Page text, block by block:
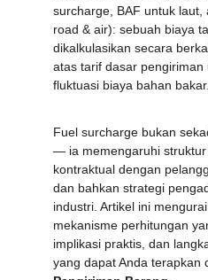
surcharge, BAF untuk laut,
road & air): sebuah biaya
dikalkulasikan secara
atas tarif dasar pengiriman
fluktuasi biaya bahan bakar.
Fuel surcharge bukan
— ia memengaruhi struktur
kontraktual dengan
dan bahkan strategi
industri. Artikel ini
mekanisme perhitungan
implikasi praktis, dan
yang dapat Anda terapkan